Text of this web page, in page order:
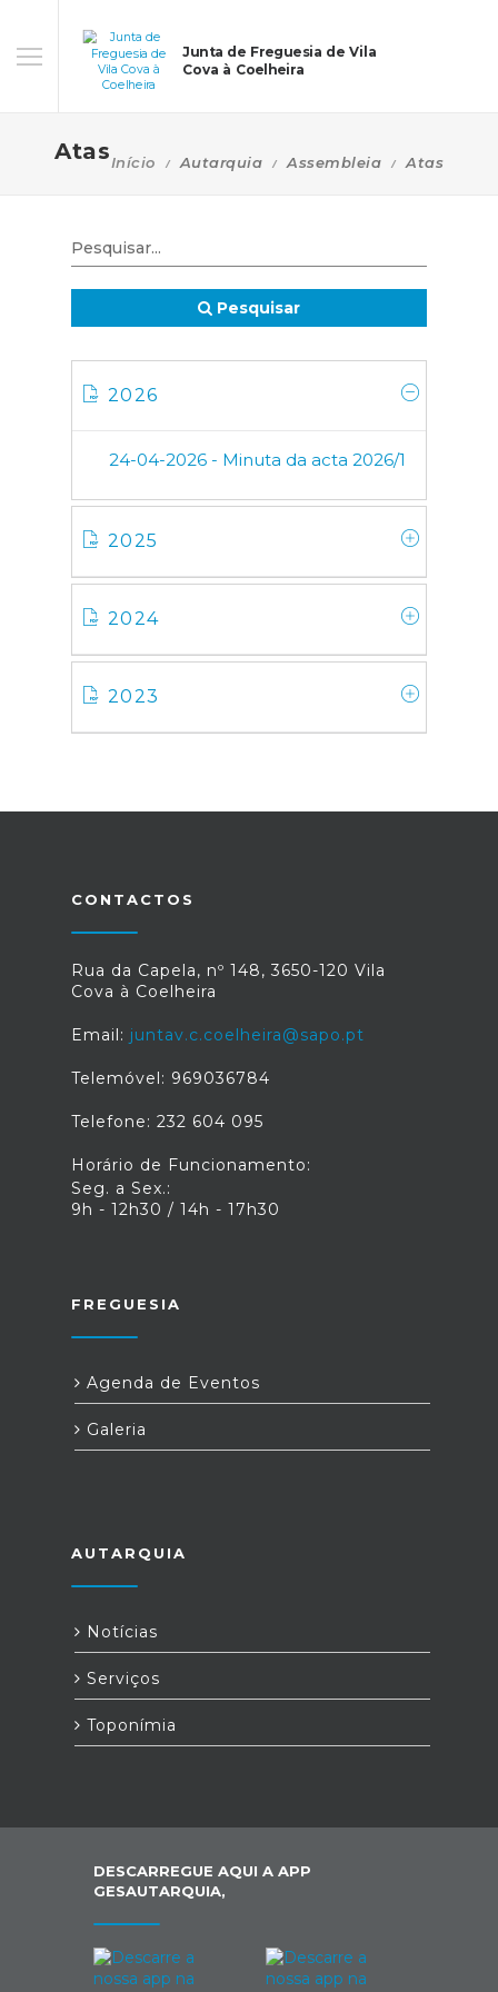
Junta de Freguesia de Vila
Cova à Coelheira
AtasInício Autarquia Assembleia Atas
Pesquisar
2026
24-04-2026 - Minuta da acta 2026/1
2025
2024
2023
CONTACTOS
Rua da Capela, nº 148, 3650-120 Vila
Cova à Coelheira
Email: juntav.c.coelheira@sapo.pt
Telemóvel: 969036784
Telefone: 232 604 095
Horário de Funcionamento:
Seg. a Sex.:
9h - 12h30 / 14h - 17h30
FREGUESIA
Agenda de Eventos
Galeria
AUTARQUIA
Notícias
Serviços
Toponímia
DESCARREGUE AQUI A APP
GESAUTARQUIA,